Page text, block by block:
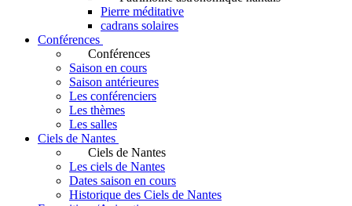
Pierre méditative
cadrans solaires
Conférences
Conférences
Saison en cours
Saison antérieures
Les conférenciers
Les thèmes
Les salles
Ciels de Nantes
Ciels de Nantes
Les ciels de Nantes
Dates saison en cours
Historique des Ciels de Nantes